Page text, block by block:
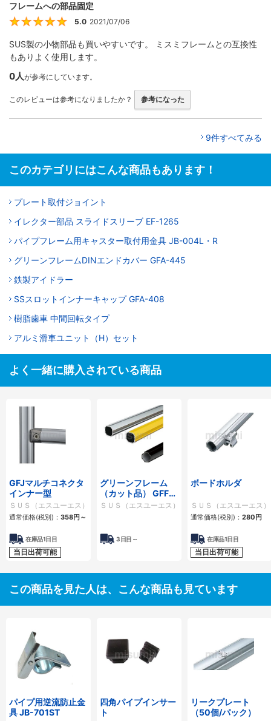
フレームへの部品固定
5
5.0 2021/07/06
SUS製の小物部品も買いやすいです。 ミスミフレームとの互換性
もありよく使用します。
0人が参考にしています。
このレビューは参考になりましたか？ 参考になった
9件すべてみる
このカテゴリにはこんな商品もあります！
プレート取付ジョイント
イレクター部品 スライドスリーブ EF-1265
パイプフレーム用キャスター取付用金具 JB-004L・R
グリーンフレームDINエンドカバー GFA-445
鉄製アイドラー
SSスロットインナーキャップ GFA-408
樹脂歯車 中間回転タイプ
アルミ滑車ユニット（H）セット
よく一緒に購入されている商品
GFJマルチコネクタ
インナー型
ＳＵＳ（エスユーエス）
通常価格(税別)： 358円 ～
在庫品1日目
当日出荷可能
グリーンフレーム
（カット品） GFFシ
リーズ
ＳＵＳ（エスユーエス）
3日目～
ボードホルダ
ＳＵＳ（エスユーエス）
通常価格(税別)： 280円
在庫品1日目
当日出荷可能
この商品を見た人は、こんな商品も見ています
パイプ用逆流防止金
具 JB-701ST
四角パイプインサー
ト
リークプレート
（50個/パック）